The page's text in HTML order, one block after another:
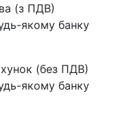
(з ПДВ)
якому банку
(без ПДВ)
якому банку